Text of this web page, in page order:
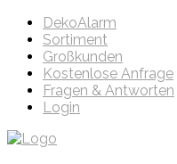
DekoAlarm
Sortiment
Großkunden
Kostenlose Anfrage
Fragen & Antworten
Login